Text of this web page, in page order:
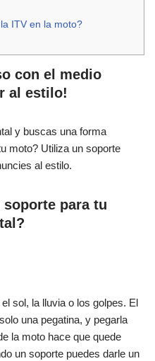
ITV en la moto?
con el medio
al estilo!
y buscas una forma
moto? Utiliza un soporte
al estilo.
para tu
sol, la lluvia o los golpes. El
una pegatina, y pegarla
la moto hace que quede
un soporte puedes darle un